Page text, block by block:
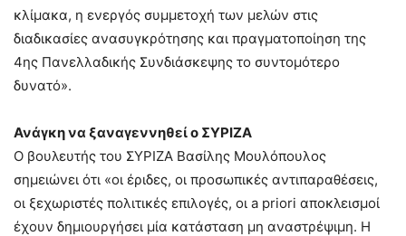
κλίμακα, η ενεργός συμμετοχή των μελών στις
διαδικασίες ανασυγκρότησης και πραγματοποίηση της
4ης Πανελλαδικής Συνδιάσκεψης το συντομότερο
δυνατό».
Ανάγκη να ξαναγεννηθεί ο ΣΥΡΙΖΑ
Ο βουλευτής του ΣΥΡΙΖΑ Βασίλης Μουλόπουλος
σημειώνει ότι «οι έριδες, οι προσωπικές αντιπαραθέσεις,
οι ξεχωριστές πολιτικές επιλογές, οι a priori αποκλεισμοί
έχουν δημιουργήσει μία κατάσταση μη αναστρέψιμη. Η